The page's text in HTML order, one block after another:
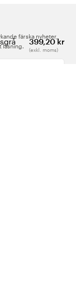
399,20 kr
(exkl. moms)
färska nyheter,
läsning.